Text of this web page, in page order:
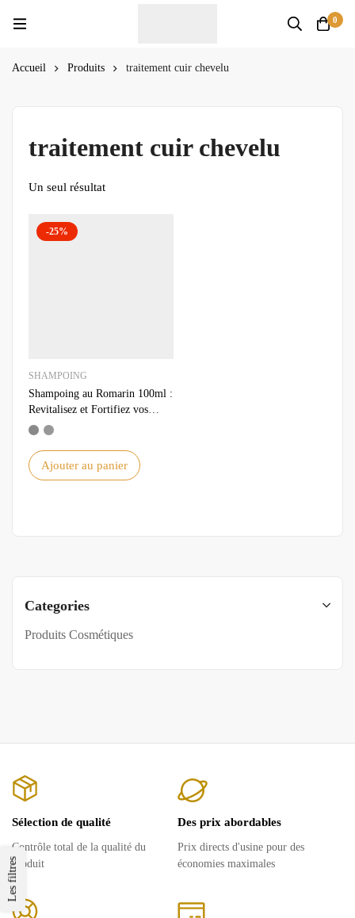
0
Accueil Produits traitement cuir chevelu
Categories
Produits Cosmétiques
Les filtres
traitement cuir chevelu
Un seul résultat
-25%
SHAMPOING
Shampoing au Romarin 100ml :
Revitalisez et Fortifiez vos
Cheveux Naturellement
Ajouter au panier
Sélection de qualité
Contrôle total de la qualité du
produit
Des prix abordables
Prix ​​directs d'usine pour des
économies maximales